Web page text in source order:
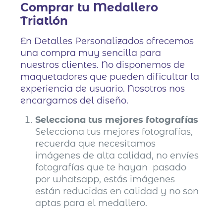
Comprar tu Medallero
Triatlón
En Detalles Personalizados ofrecemos
una compra muy sencilla para
nuestros clientes. No disponemos de
maquetadores que pueden dificultar la
experiencia de usuario. Nosotros nos
encargamos del diseño.
Selecciona tus mejores fotografías
Selecciona tus mejores fotografías,
recuerda que necesitamos
imágenes de alta calidad, no envíes
fotografías que te hayan pasado
por whatsapp, estás imágenes
están reducidas en calidad y no son
aptas para el medallero.